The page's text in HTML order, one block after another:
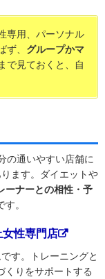
専用、パーソナル
、 グループかマ
で見ておくと、自
の通いやすい店舗に
ます。ダイエットや
ーナーとの相性・予
。
性専門店
す。トレーニングと
くりをサポートする